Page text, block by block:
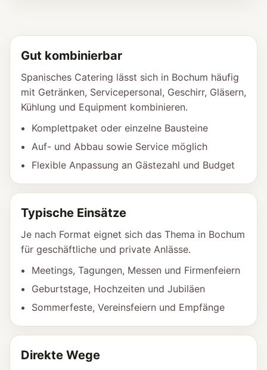
Gut kombinierbar
Spanisches Catering lässt sich in Bochum häufig
mit Getränken, Servicepersonal, Geschirr, Gläsern,
Kühlung und Equipment kombinieren.
Komplettpaket oder einzelne Bausteine
Auf- und Abbau sowie Service möglich
Flexible Anpassung an Gästezahl und Budget
Typische Einsätze
Je nach Format eignet sich das Thema in Bochum
für geschäftliche und private Anlässe.
Meetings, Tagungen, Messen und Firmenfeiern
Geburtstage, Hochzeiten und Jubiläen
Sommerfeste, Vereinsfeiern und Empfänge
Direkte Wege